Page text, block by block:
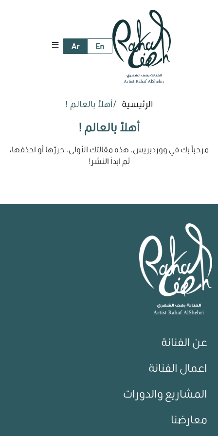
الرئيسية أهلاً بالعالم !
En
Ar
أهلاً بالعالم !
مرحباً بك في ووردبريس. هذه مقالتك الأولى. حررّها أو احذفها،
ثم ابدأ النشر!
عن الفنانة
اعمال الفنانة
المشاريع والدورات
معارضنا